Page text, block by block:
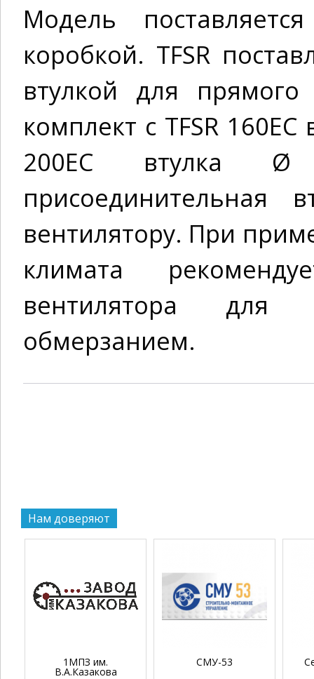
Модель
коробкой. TFSR
втулкой для
комплект с TFSR
200EC втулка
присоединительная
вентилятору. При
климата
вентилятора
обмерзанием.
Нам доверяют
1МПЗ им.
В.А.Казакова
СМУ-53